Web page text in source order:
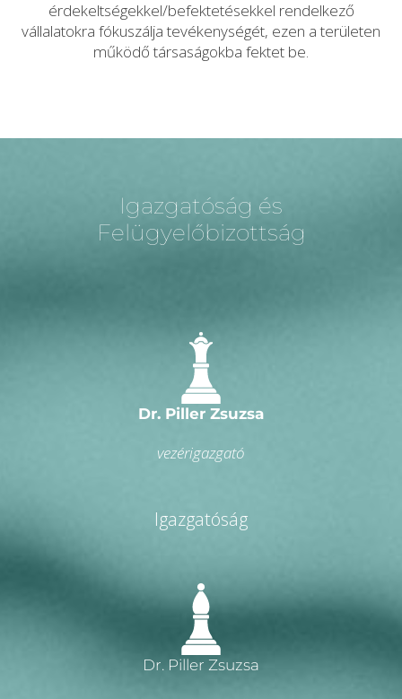
érdekeltségekkel/befektetésekkel rendelkező
vállalatokra fókuszálja tevékenységét, ezen a területen
működő társaságokba fektet be.
Igazgatóság és
Felügyelőbizottság
Dr. Piller Zsuzsa
vezérigazgató
Igazgatóság
Dr. Piller Zsuzsa